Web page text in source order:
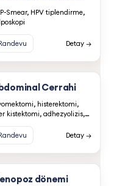
Smear, HPV tiplendirme,
Detay →
Cerrahi
histerektomi,
kistektomi, adhezyolizis,
Detay →
dönemi